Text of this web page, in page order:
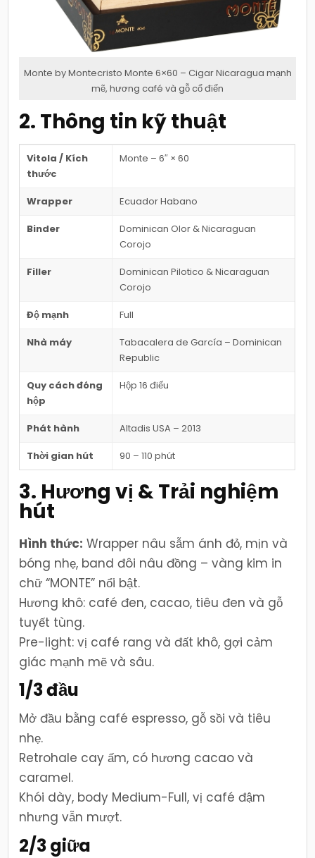
Monte by Montecristo Monte 6×60 – Cigar Nicaragua mạnh
mẽ, hương café và gỗ cổ điển
2. Thông tin kỹ thuật
Vitola / Kích
thước
Monte – 6″ × 60
Wrapper Ecuador Habano
Binder
Dominican Olor & Nicaraguan
Corojo
Filler
Dominican Pilotico & Nicaraguan
Corojo
Độ mạnh Full
Nhà máy
Tabacalera de García – Dominican
Republic
Quy cách đóng
hộp
Hộp 16 điếu
Phát hành Altadis USA – 2013
Thời gian hút 90 – 110 phút
3. Hương vị & Trải nghiệm
hút
Hình thức: Wrapper nâu sẫm ánh đỏ, mịn và
bóng nhẹ, band đôi nâu đồng – vàng kim in
chữ “MONTE” nổi bật.
Hương khô: café đen, cacao, tiêu đen và gỗ
tuyết tùng.
Pre-light: vị café rang và đất khô, gợi cảm
giác mạnh mẽ và sâu.
1/3 đầu
Mở đầu bằng café espresso, gỗ sồi và tiêu
nhẹ.
Retrohale cay ấm, có hương cacao và
caramel.
Khói dày, body Medium-Full, vị café đậm
nhưng vẫn mượt.
2/3 giữa